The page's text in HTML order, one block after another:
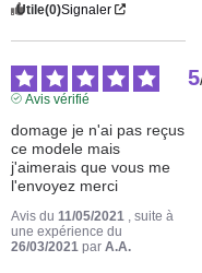
Utile(0)Signaler
5
Avis vérifié
domage je n'ai pas reçus
ce modele mais
j'aimerais que vous me
l'envoyez merci
Avis du 11/05/2021
, suite à
une expérience du
26/03/2021 parA.A.